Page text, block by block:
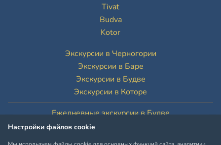
Tivat
Budva
Kotor
Экскурсии в Черногории
Экскурсии в Баре
Экскурсии в Будве
Экскурсии в Которе
Ежедневные экскурсии в Будве
Ежедневные экскурсии в Которе
Настройки файлов cookie